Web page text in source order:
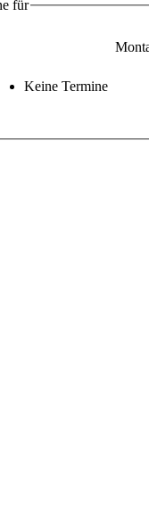
für
Keine Termine